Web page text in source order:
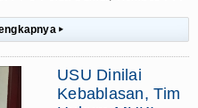
▸
USU Dinilai
Kebablasan, Tim